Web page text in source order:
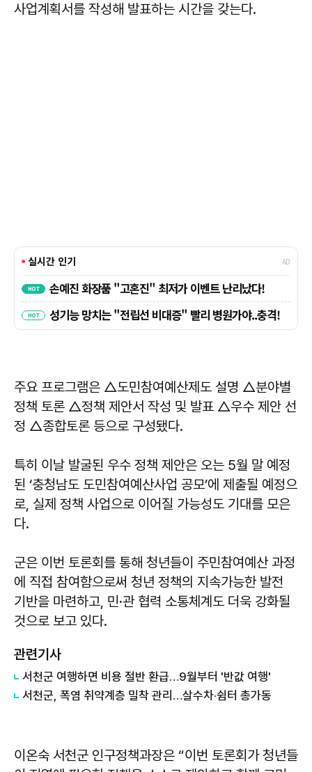
사업계획서를 작성해 발표하는 시간을 갖는다.
주요 프로그램은 △도민참여예산제도 설명 △분야별
정책 토론 △정책 제안서 작성 및 발표 △우수 제안 선
정 △종합토론 등으로 구성됐다.
특히 이날 발굴된 우수 정책 제안은 오는 5월 말 예정
된 ‘충청남도 도민참여예산사업 공모’에 제출될 예정으
로, 실제 정책 사업으로 이어질 가능성도 기대를 모은
다.
군은 이번 토론회를 통해 청년들이 주민참여예산 과정
에 직접 참여함으로써 청년 정책의 지속가능한 발전
기반을 마련하고, 민·관 협력 소통체계도 더욱 강화될
것으로 보고 있다.
관련기사
서천군 여행하면 비용 절반 환급…9월부터 '반값 여행'
서천군, 폭염 취약계층 밀착 관리…살수차·쉼터 총가동
이온숙 서천군 인구정책과장은 “이번 토론회가 청년들